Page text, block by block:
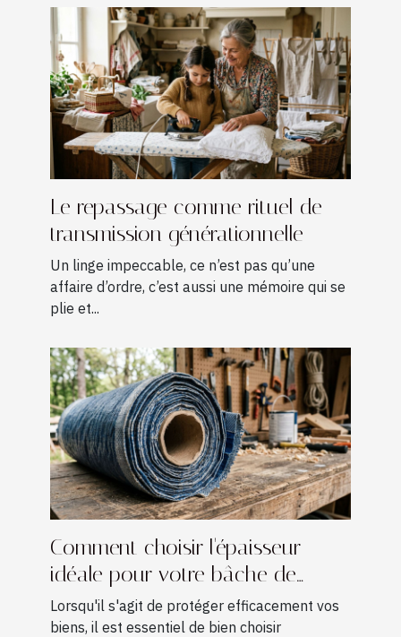
Le repassage comme rituel de
transmission générationnelle
Un linge impeccable, ce n’est pas qu’une
affaire d’ordre, c’est aussi une mémoire qui se
plie et...
Comment choisir l'épaisseur
idéale pour votre bâche de
protection ?
Lorsqu'il s'agit de protéger efficacement vos
biens, il est essentiel de bien choisir